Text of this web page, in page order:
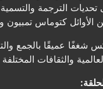
الترجمة
الأوائل كتوماس
شغفًا عميقًا بالجمع
والثقافات